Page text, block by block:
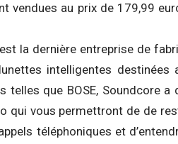
vendues au prix de 179,99
la dernière entreprise de
intelligentes destinées
telles que BOSE, Soundcore
qui vous permettront de de
téléphoniques et